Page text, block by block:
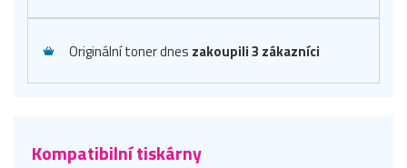
Originální toner dnes zakoupili 3 zákazníci
Kompatibilní tiskárny